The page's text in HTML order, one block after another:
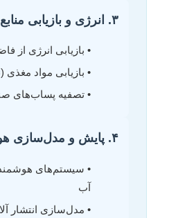
۳. انرژی و بازیابی منابع
• بازیابی انرژی از
• بازیابی مواد مغذی
• تصفیه پساب‌های
۴. پایش و مدل‌سازی هوشمند
• سیستم‌های
آب
• مدل‌سازی انتشار